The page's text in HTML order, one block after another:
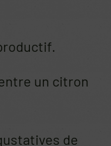
un citron
de